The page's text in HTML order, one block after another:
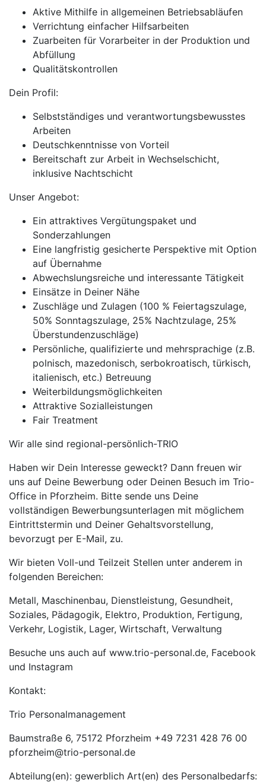
Aktive Mithilfe in allgemeinen Betriebsabläufen
Verrichtung einfacher Hilfsarbeiten
Zuarbeiten für Vorarbeiter in der Produktion und
Abfüllung
Qualitätskontrollen
Dein Profil:
Selbstständiges und verantwortungsbewusstes
Arbeiten
Deutschkenntnisse von Vorteil
Bereitschaft zur Arbeit in Wechselschicht,
inklusive Nachtschicht
Unser Angebot:
Ein attraktives Vergütungspaket und
Sonderzahlungen
Eine langfristig gesicherte Perspektive mit Option
auf Übernahme
Abwechslungsreiche und interessante Tätigkeit
Einsätze in Deiner Nähe
Zuschläge und Zulagen (100 % Feiertagszulage,
50% Sonntagszulage, 25% Nachtzulage, 25%
Überstundenzuschläge)
Persönliche, qualifizierte und mehrsprachige (z.B.
polnisch, mazedonisch, serbokroatisch, türkisch,
italienisch, etc.) Betreuung
Weiterbildungsmöglichkeiten
Attraktive Sozialleistungen
Fair Treatment
Wir alle sind regional-persönlich-TRIO
Haben wir Dein Interesse geweckt? Dann freuen wir
uns auf Deine Bewerbung oder Deinen Besuch im Trio-
Office in Pforzheim. Bitte sende uns Deine
vollständigen Bewerbungsunterlagen mit möglichem
Eintrittstermin und Deiner Gehaltsvorstellung,
bevorzugt per E-Mail, zu.
Wir bieten Voll-und Teilzeit Stellen unter anderem in
folgenden Bereichen:
Metall, Maschinenbau, Dienstleistung, Gesundheit,
Soziales, Pädagogik, Elektro, Produktion, Fertigung,
Verkehr, Logistik, Lager, Wirtschaft, Verwaltung
Besuche uns auch auf www.trio-personal.de, Facebook
und Instagram
Kontakt:
Trio Personalmanagement
Baumstraße 6, 75172 Pforzheim +49 7231 428 76 00
pforzheim@trio-personal.de
Abteilung(en): gewerblich Art(en) des Personalbedarfs: